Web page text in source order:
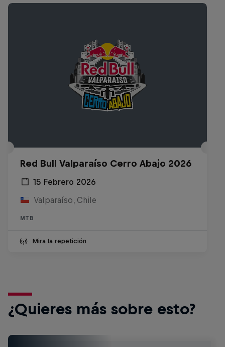
Red Bull Valparaíso Cerro Abajo 2026
15 Febrero 2026
Valparaíso, Chile
MTB
Mira la repetición
¿Quieres más sobre esto?